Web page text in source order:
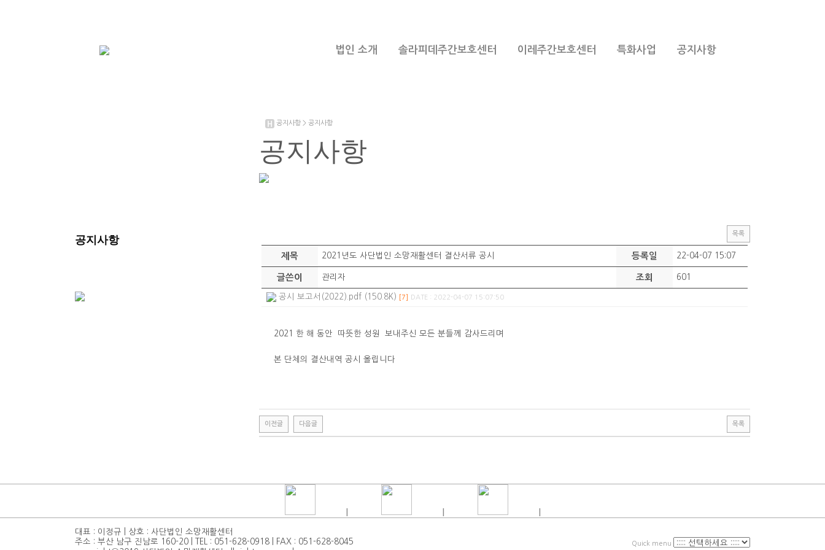
법인 소개 솔라피데주간보호센터 이레주간보호센터 특화사업 공지사항
공지사항
공지사항 > 공지사항
공지사항
목록
제목 2021년도 사단법인 소망재활센터 결산서류 공시 등록일 22-04-07 15:07
글쓴이 관리자 조회 601
공시 보고서(2022).pdf (150.8K) [7] DATE : 2022-04-07 15:07:50
2021 한 해 동안 따뜻한 성원 보내주신 모든 분들께 감사드리며
본 단체의 결산내역 공시 올립니다
이전글 다음글 목록
대표 : 이정규 | 상호 : 사단법인 소망재활센터
주소 : 부산 남구 진남로 160-20 | TEL : 051-628-0918 | FAX : 051-628-8045
Quick menu